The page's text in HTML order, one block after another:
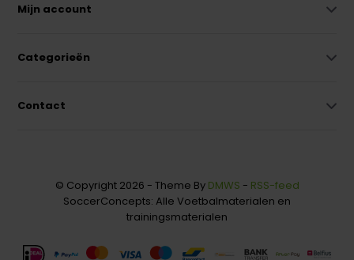
Mijn account
Categorieën
Contact
© Copyright 2026 - Theme By DMWS - RSS-feed
SoccerConcepts: Alle Voetbalmaterialen en
trainingsmaterialen